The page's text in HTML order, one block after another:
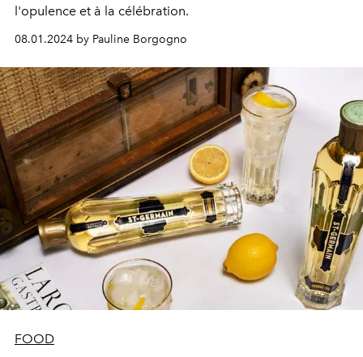
l'opulence et à la célébration.
08.01.2024 by Pauline Borgogno
FOOD